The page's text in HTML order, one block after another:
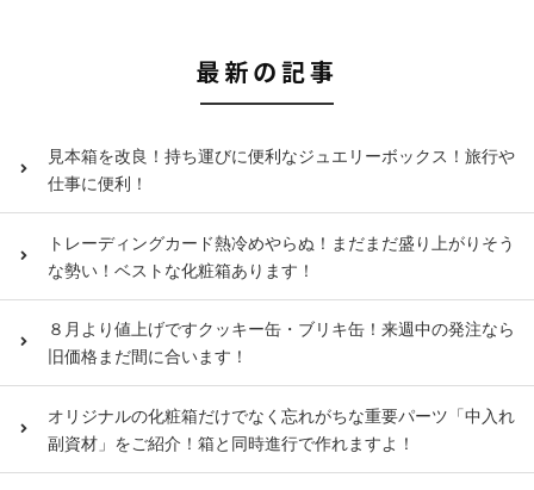
最新の記事
見本箱を改良！持ち運びに便利なジュエリーボックス！旅行や
仕事に便利！
トレーディングカード熱冷めやらぬ！まだまだ盛り上がりそう
な勢い！ベストな化粧箱あります！
８月より値上げですクッキー缶・ブリキ缶！来週中の発注なら
旧価格まだ間に合います！
オリジナルの化粧箱だけでなく忘れがちな重要パーツ「中入れ
副資材」をご紹介！箱と同時進行で作れますよ！